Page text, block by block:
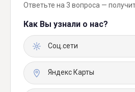
Ответьте на 3 вопроса —
Как Вы узнали о нас?
Соц.сети
Яндекс Карты